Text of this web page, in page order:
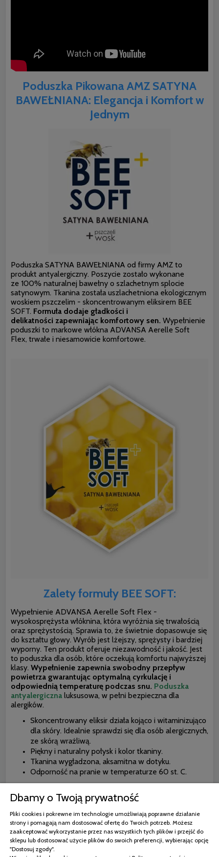
Poduszka Pikowana AMZ SATYNA
BAWEŁNIANA: Elegancja i Komfort w
Jednym
Poduszka SATYNA BAWEŁNIANA od firmy AMZ to
produkt antyalergiczny. Poszycie zostało wykonane
ze 100% naturalnej bawełny o szlachetnym splocie
satynowym. Tkanina została uszlachetniona ekologicznym
woskiem pszczelim - skoncentrowanym eliksirem BEE
SOFT. Formuła dodaje gładkości i
delikatności zapewniając komfortowy sen. Wypełnienie
poduszki to markowe włókna ADVANSA Aerelle Soft
Flex, trwałe i niesamowicie komfortowe.
Zalety formuły BEE SOFT:
Wypełnienie ADVANSA Aerelle Soft Flex -
wysokosprężysta włóknina, która wyróżnia się trwałością
oraz sprężystością. Sprawia to, że świetnie dopasowuje się
do kształtu głowy. Wyrób jest lżejszy, sprężysty i bardziej
wyporny. Ten produkt oferuje niezawodność i jakość. Jest
to poduszka dla osób, które oczekują komfortu najwyższej
klasy. Wypełnienie zapewnia swobodny przepływ
powietrza gwarantując optymalną cyrkulację i
odpowiednią temperaturę podczas snu. Poduszka
antyalergiczna luksusowa, w pełni bezpieczna dla
alergików.
Skoncentrowany eliksir działa kojąco i witaminizująco
dla skóry. Idealnie sprawdzi się dla osób alergicznych,
ze skórą wrażliwą.
Piękny i naturalny połysk i kolor tkaniny.
Tkanina wygładzona, aksamitna w dotyku.
Odporność na pranie w temperaturze 60 st. C.
Dbamy o Twoją prywatność
Pliki cookies i pokrewne im technologie umożliwiają poprawne działanie
strony i pomagają nam dostosować ofertę do Twoich potrzeb. Możesz
zaakceptować wykorzystanie przez nas wszystkich tych plików i przejść do
sklepu lub dostosować użycie plików do swoich preferencji, wybierając opcję
"Dostosuj zgody".